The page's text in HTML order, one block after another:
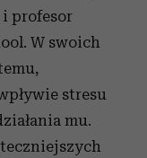
profesor
W swoich
stresu
mu.